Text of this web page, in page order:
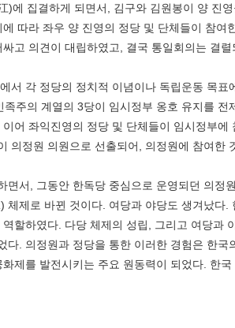
)에 집결하게 되면서, 김구와 김원봉이 양 진
따라 좌우 양 진영의 정당 및 단체들이 참여
고 의견이 대립하였고, 결국 통일회의는 결렬
서 각 정당의 정치적 이념이나 독립운동 목표
주의 계열의 3당이 임시정부 옹호 유지를 전
어 좌익진영의 정당 및 단체들이 임시정부에
의정원 의원으로 선출되어, 의정원에 참여한
면서, 그동안 한독당 중심으로 운영되던 의정
체제로 바뀐 것이다. 여당과 야당도 생겨났다.
할하였다. 다당 체제의 성립, 그리고 여당과
다. 의정원과 정당을 통한 이러한 경험은 한국
제를 발전시키는 주요 원동력이 되었다. 한